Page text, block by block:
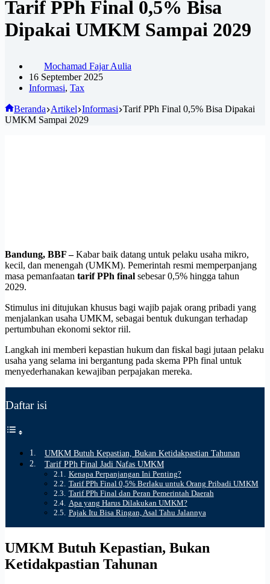
Tarif PPh Final 0,5% Bisa
Dipakai UMKM Sampai 2029
Mochamad Fajar Aulia
16 September 2025
Informasi, Tax
Beranda Artikel Informasi Tarif PPh Final 0,5% Bisa Dipakai
UMKM Sampai 2029
Bandung, BBF –Kabar baik datang untuk pelaku usaha mikro,
kecil, dan menengah (UMKM). Pemerintah resmi memperpanjang
masa pemanfaatan tarif PPh final sebesar 0,5% hingga tahun
2029.
Stimulus ini ditujukan khusus bagi wajib pajak orang pribadi yang
menjalankan usaha UMKM, sebagai bentuk dukungan terhadap
pertumbuhan ekonomi sektor riil.
Langkah ini memberi kepastian hukum dan fiskal bagi jutaan pelaku
usaha yang selama ini bergantung pada skema PPh final untuk
menyederhanakan kewajiban perpajakan mereka.
Daftar isi
UMKM Butuh Kepastian, Bukan Ketidakpastian Tahunan
Tarif PPh Final Jadi Nafas UMKM
Kenapa Perpanjangan Ini Penting?
Tarif PPh Final 0,5% Berlaku untuk Orang Pribadi UMKM
Tarif PPh Final dan Peran Pemerintah Daerah
Apa yang Harus Dilakukan UMKM?
Pajak Itu Bisa Ringan, Asal Tahu Jalannya
UMKM Butuh Kepastian, Bukan
Ketidakpastian Tahunan